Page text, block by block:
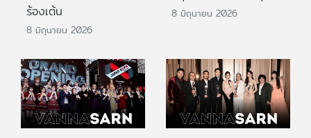
ร้องเต้น
8 มิถุนายน 2026
8 มิถุนายน 2026